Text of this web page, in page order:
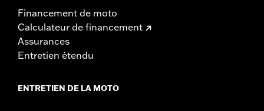
Financement de moto
Calculateur de financement
Assurances
Entretien étendu
ENTRETIEN DE LA MOTO